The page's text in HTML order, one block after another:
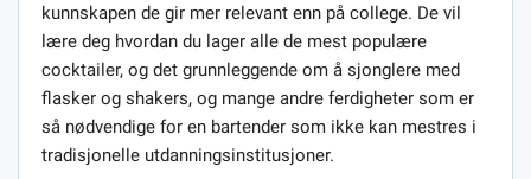
kunnskapen de gir mer relevant enn på college. De vil
lære deg hvordan du lager alle de mest populære
cocktailer, og det grunnleggende om å sjonglere med
flasker og shakers, og mange andre ferdigheter som er
så nødvendige for en bartender som ikke kan mestres i
tradisjonelle utdanningsinstitusjoner.